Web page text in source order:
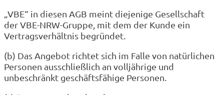
„VBE“ in diesen AGB meint diejenige Gesellschaft
der VBE-NRW-Gruppe, mit dem der Kunde ein
Vertragsverhältnis begründet.
(b) Das Angebot richtet sich im Falle von natürlichen
Personen ausschließlich an volljährige und
unbeschränkt geschäftsfähige Personen.